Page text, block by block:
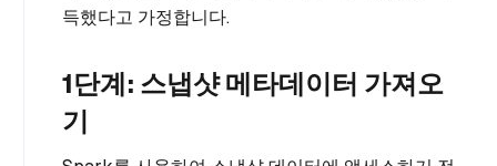
득했다고 가정합니다.
1단계: 스냅샷 메타데이터 가져오
기